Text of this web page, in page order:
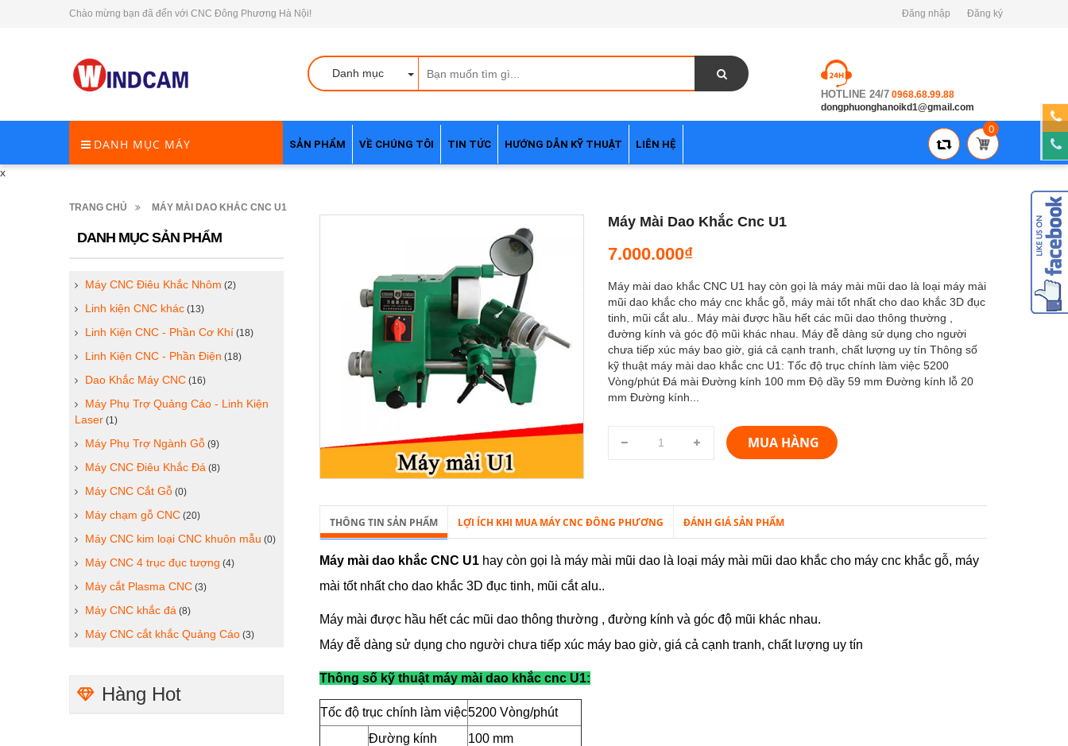
Chào mừng bạn đã đến với CNC Đông Phương Hà Nội! Đăng nhập Đăng ký
Danh mục
HOTLINE 24/7 0968.68.99.88
dongphuonghanoikd1@gmail.com
DANH MỤC MÁY SẢN PHẨM VỀ CHÚNG TÔI TIN TỨC HƯỚNG DẪN KỸ THUẬT LIÊN HỆ
0
x
TRANG CHỦ MÁY MÀI DAO KHẮC CNC U1
DANH MỤC SẢN PHẨM
Máy CNC Điêu Khắc Nhôm (2)
Linh kiện CNC khác (13)
Linh Kiện CNC - Phần Cơ Khí (18)
Linh Kiện CNC - Phần Điện (18)
Dao Khắc Máy CNC (16)
Máy Phụ Trợ Quảng Cáo - Linh Kiện
Laser (1)
Máy Phụ Trợ Ngành Gỗ (9)
Máy CNC Điêu Khắc Đá (8)
Máy CNC Cắt Gỗ (0)
Máy chạm gỗ CNC (20)
Máy CNC kim loại CNC khuôn mẫu (0)
Máy CNC 4 trục đục tượng (4)
Máy cắt Plasma CNC (3)
Máy CNC khắc đá (8)
Máy CNC cắt khắc Quảng Cáo (3)
Hàng Hot
Máy Mài Dao Khắc Cnc U1
7.000.000₫
Máy mài dao khắc CNC U1 hay còn gọi là máy mài mũi dao là loại máy mài
mũi dao khắc cho máy cnc khắc gỗ, máy mài tốt nhất cho dao khắc 3D đục
tinh, mũi cắt alu.. Máy mài được hầu hết các mũi dao thông thường ,
đường kính và góc độ mũi khác nhau. Máy đễ dàng sử dụng cho người
chưa tiếp xúc máy bao giờ, giá cả cạnh tranh, chất lượng uy tín Thông số
kỹ thuật máy mài dao khắc cnc U1: Tốc độ trục chính làm việc 5200
Vòng/phút Đá mài Đường kính 100 mm Độ dầy 59 mm Đường kính lỗ 20
mm Đường kính...
MUA HÀNG
THÔNG TIN SẢN PHẨM LỢI ÍCH KHI MUA MÁY CNC ĐÔNG PHƯƠNG ĐÁNH GIÁ SẢN PHẨM
Máy mài dao khắc CNC U1 hay còn gọi là máy mài mũi dao là loại máy mài mũi dao khắc cho máy cnc khắc gỗ, máy
mài tốt nhất cho dao khắc 3D đục tinh, mũi cắt alu..
Máy mài được hầu hết các mũi dao thông thường , đường kính và góc độ mũi khác nhau.
Máy đễ dàng sử dụng cho người chưa tiếp xúc máy bao giờ, giá cả cạnh tranh, chất lượng uy tín
Thông số kỹ thuật máy mài dao khắc cnc U1:
Tốc độ trục chính làm việc5200 Vòng/phút
Đường kính
100 mm